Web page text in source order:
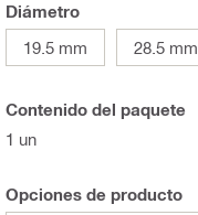
Diámetro
19.5 mm
28.5 mm
Contenido del paquete
1 un
Opciones de producto